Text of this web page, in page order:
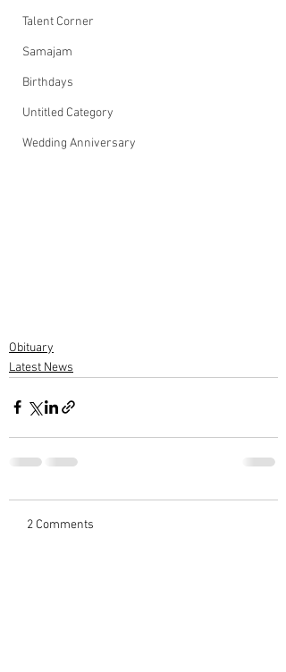
Talent Corner
Samajam
Birthdays
Untitled Category
Wedding Anniversary
Obituary
Latest News
2 Comments